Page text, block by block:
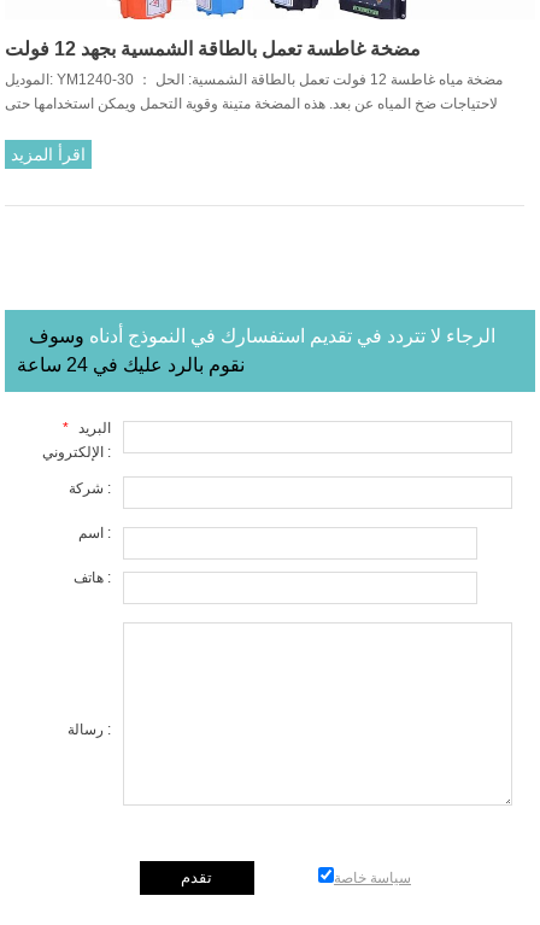
مضخة غاطسة تعمل بالطاقة الشمسية بجهد 12 فولت
الموديل: YM1240-30 ： مضخة مياه غاطسة 12 فولت تعمل بالطاقة الشمسية: الحل
لاحتياجات ضخ المياه عن بعد. هذه المضخة متينة وقوية التحمل ويمكن استخدامها حتى
اقرأ المزيد
الرجاء لا تتردد في تقديم استفسارك في النموذج أدناه وسوف
نقوم بالرد عليك في 24 ساعة
*
الإلكتروني :
شركة :
اسم :
هاتف :
رسالة :
سياسة خاصة